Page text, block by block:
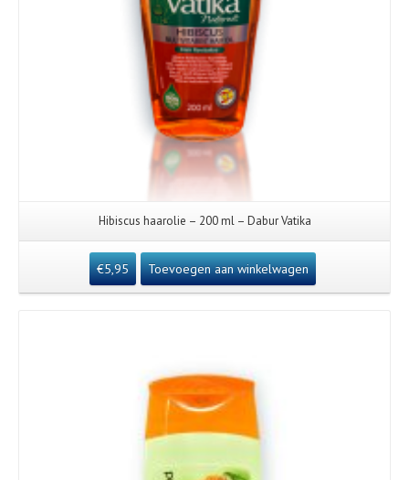
Hibiscus haarolie – 200 ml – Dabur Vatika
€5,95 Toevoegen aan winkelwagen